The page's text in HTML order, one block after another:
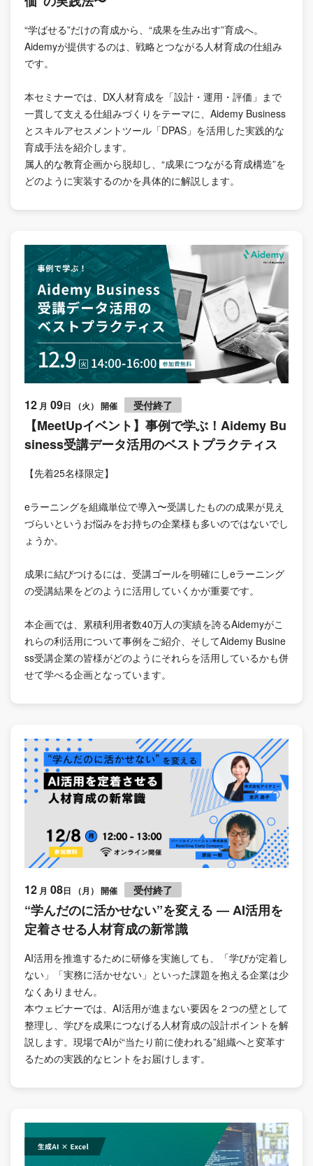
“学ばせる”だけの育成から、“成果を生み出す”育成へ。
Aidemyが提供するのは、戦略とつながる人材育成の仕組み
です。
本セミナーでは、DX人材育成を「設計・運用・評価」まで
一貫して支える仕組みづくりをテーマに、Aidemy Business
とスキルアセスメントツール「DPAS」を活用した実践的な
育成手法を紹介します。
属人的な教育企画から脱却し、“成果につながる育成構造”を
どのように実装するのかを具体的に解説します。
12 月 09日 （火） 開催 受付終了
【MeetUpイベント】事例で学ぶ！Aidemy Bu
siness受講データ活用のベストプラクティス
【先着25名様限定】
eラーニングを組織単位で導入〜受講したものの成果が見え
づらいというお悩みをお持ちの企業様も多いのではないでし
ょうか。
成果に結びつけるには、受講ゴールを明確にしeラーニング
の受講結果をどのように活用していくかが重要です。
本企画では、累積利用者数40万人の実績を誇るAidemyがこ
れらの利活用について事例をご紹介、そしてAidemy Busine
ss受講企業の皆様がどのようにそれらを活用しているかも併
せて学べる企画となっています。
12 月 08日 （月） 開催 受付終了
“学んだのに活かせない”を変える ― AI活用を
定着させる人材育成の新常識
AI活用を推進するために研修を実施しても、「学びが定着し
ない」「実務に活かせない」といった課題を抱える企業は少
なくありません。
本ウェビナーでは、AI活用が進まない要因を２つの壁として
整理し、学びを成果につなげる人材育成の設計ポイントを解
説します。現場でAIが“当たり前に使われる”組織へと変革す
るための実践的なヒントをお届けします。